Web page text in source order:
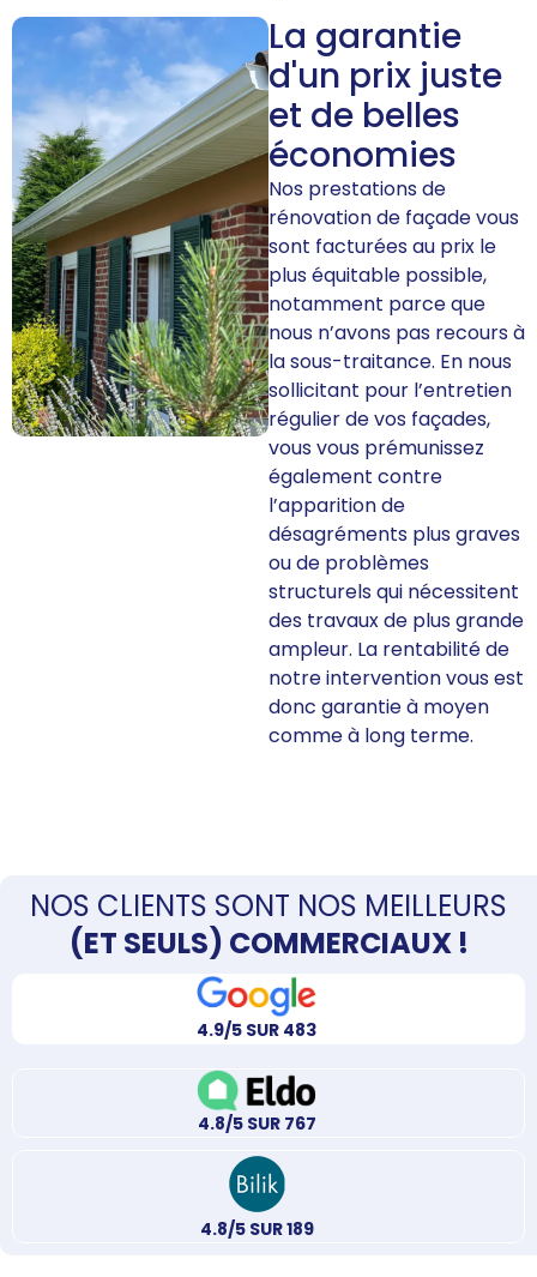
La garantie
d'un prix juste
et de belles
économies
Nos prestations de
rénovation de façade vous
sont facturées au prix le
plus équitable possible,
notamment parce que
nous n’avons pas recours à
la sous-traitance. En nous
sollicitant pour l’entretien
régulier de vos façades,
vous vous prémunissez
également contre
l’apparition de
désagréments plus graves
ou de problèmes
structurels qui nécessitent
des travaux de plus grande
ampleur. La rentabilité de
notre intervention vous est
donc garantie à moyen
comme à long terme.
NOS CLIENTS SONT NOS MEILLEURS
(ET SEULS) COMMERCIAUX !
4.9/5 SUR 483
4.8/5 SUR 767
4.8/5 SUR 189